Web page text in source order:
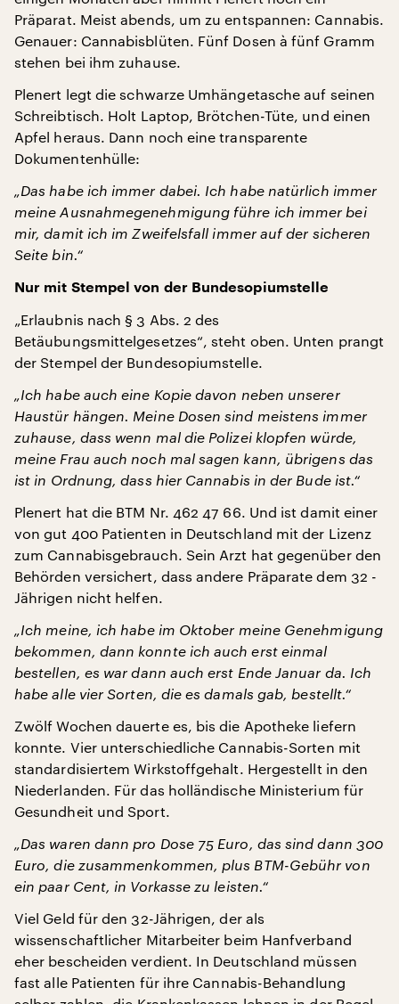
Präparat. Meist abends, um zu entspannen: Cannabis.
Genauer: Cannabisblüten. Fünf Dosen à fünf Gramm
stehen bei ihm zuhause.
Plenert legt die schwarze Umhängetasche auf seinen
Schreibtisch. Holt Laptop, Brötchen-Tüte, und einen
Apfel heraus. Dann noch eine transparente
Dokumentenhülle:
„Das habe ich immer dabei. Ich habe natürlich immer
meine Ausnahmegenehmigung führe ich immer bei
mir, damit ich im Zweifelsfall immer auf der sicheren
Seite bin.“
Nur mit Stempel von der Bundesopiumstelle
„Erlaubnis nach § 3 Abs. 2 des
Betäubungsmittelgesetzes“, steht oben. Unten prangt
der Stempel der Bundesopiumstelle.
„Ich habe auch eine Kopie davon neben unserer
Haustür hängen. Meine Dosen sind meistens immer
zuhause, dass wenn mal die Polizei klopfen würde,
meine Frau auch noch mal sagen kann, übrigens das
ist in Ordnung, dass hier Cannabis in der Bude ist.“
Plenert hat die BTM Nr. 462 47 66. Und ist damit einer
von gut 400 Patienten in Deutschland mit der Lizenz
zum Cannabisgebrauch. Sein Arzt hat gegenüber den
Behörden versichert, dass andere Präparate dem 32 -
Jährigen nicht helfen.
„Ich meine, ich habe im Oktober meine Genehmigung
bekommen, dann konnte ich auch erst einmal
bestellen, es war dann auch erst Ende Januar da. Ich
habe alle vier Sorten, die es damals gab, bestellt.“
Zwölf Wochen dauerte es, bis die Apotheke liefern
konnte. Vier unterschiedliche Cannabis-Sorten mit
standardisiertem Wirkstoffgehalt. Hergestellt in den
Niederlanden. Für das holländische Ministerium für
Gesundheit und Sport.
„Das waren dann pro Dose 75 Euro, das sind dann 300
Euro, die zusammenkommen, plus BTM-Gebühr von
ein paar Cent, in Vorkasse zu leisten.“
Viel Geld für den 32-Jährigen, der als
wissenschaftlicher Mitarbeiter beim Hanfverband
eher bescheiden verdient. In Deutschland müssen
fast alle Patienten für ihre Cannabis-Behandlung